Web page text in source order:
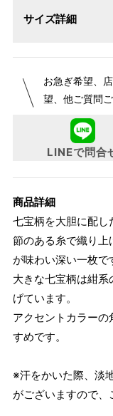
サイズ詳細
お急ぎ希望、
望、他ご質問
LINEで問合
商品詳細
七宝柄を大胆に配し
節のある糸で織り上
が味わい深い一枚で
大きな七宝柄は紺
げています。
アクセントカラー
すめです。
※汗をかいた際、淡
がございますので、